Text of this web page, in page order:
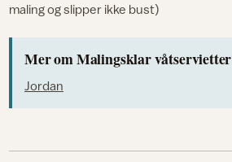
maling og slipper ikke bust)
Mer om Malingsklar våtservietter
Jordan